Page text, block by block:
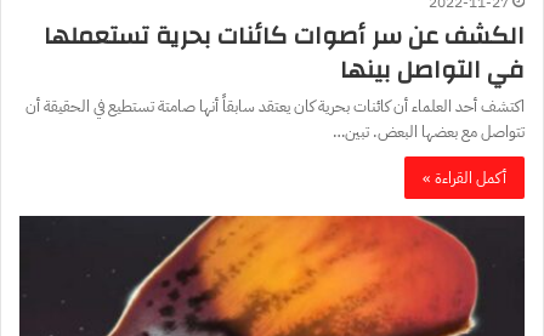
الكشف عن سر أصوات كائنات بحرية تستعملها
في التواصل بينها
اكتشف أحد العلماء أن كائنات بحرية كان يعتقد سابقاً أنها صامتة تستطيع في الحقيقة أن
تتواصل مع بعضها البعض. تبين…
أكمل القراءة »